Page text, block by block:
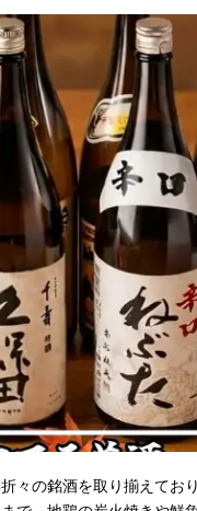
々の銘酒を取り揃えてお